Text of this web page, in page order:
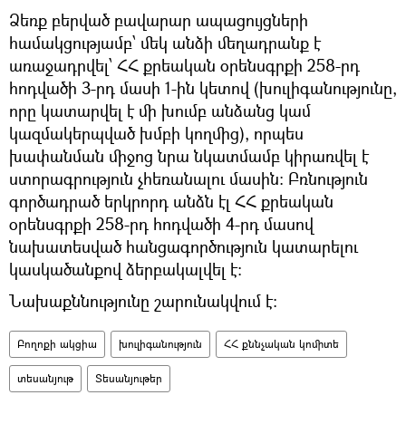
Ձեռք բերված բավարար ապացույցների
համակցությամբ՝ մեկ անձի մեղադրանք է
առաջադրվել՝ ՀՀ քրեական օրենսգրքի 258-րդ
հոդվածի 3-րդ մասի 1-ին կետով (խուլիգանությունը,
որը կատարվել է մի խումբ անձանց կամ
կազմակերպված խմբի կողմից), որպես
խափանման միջոց նրա նկատմամբ կիրառվել է
ստորագրություն չհեռանալու մասին: Բռնություն
գործադրած երկրորդ անձն էլ ՀՀ քրեական
օրենսգրքի 258-րդ հոդվածի 4-րդ մասով
նախատեսված հանցագործություն կատարելու
կասկածանքով ձերբակալվել է:
Նախաքննությունը շարունակվում է:
Բողոքի ակցիա խուլիգանություն ՀՀ քննչական կոմիտե
տեսանյութ Տեսանյութեր